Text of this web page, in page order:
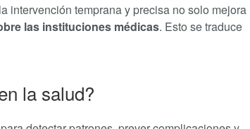
intervención temprana y precisa no solo mejora
las instituciones médicas. Esto se traduce
la salud?